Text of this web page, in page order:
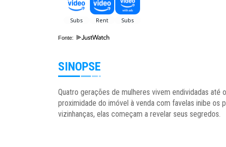
Fonte:
SINOPSE
Quatro gerações de mulheres vivem endividadas até
proximidade do imóvel à venda com favelas inibe os
vizinhanças, elas começam a revelar seus segredos.